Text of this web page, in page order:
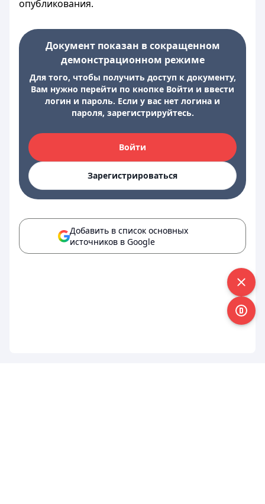
опубликования.
Документ показан в сокращенном
демонстрационном режиме
Для того, чтобы получить доступ к документу,
Вам нужно перейти по кнопке Войти и ввести
логин и пароль. Если у вас нет логина и
пароля, зарегистрируйтесь.
Войти
Зарегистрироваться
Добавить в список основных
источников в Google